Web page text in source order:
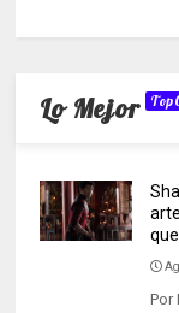
Lo Mejor
Por